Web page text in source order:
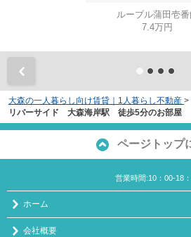
ルーブル蒲田壱番
7.4万円
大森の一人暮らし向け賃貸｜1人暮らし不動産 >
リバーサイド 大森海岸駅 徒歩5分のお部屋
ページトップ
営業時間:10：00-18
ホーム
会社概要